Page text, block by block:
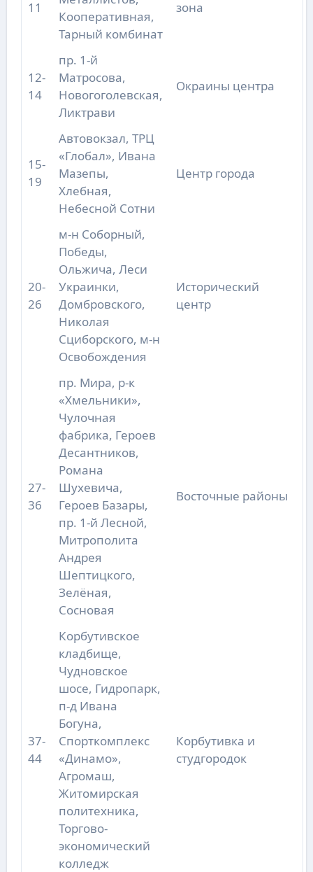
11
Кооперативная,
Тарный комбинат
зона
12-
14
пр. 1-й
Матросова,
Новогоголевская,
Ликтрави
Окраины центра
15-
19
Автовокзал, ТРЦ
«Глобал», Ивана
Мазепы,
Хлебная,
Небесной Сотни
Центр города
20-
26
м-н Соборный,
Победы,
Ольжича, Леси
Украинки,
Домбровского,
Николая
Сциборского, м-н
Освобождения
Исторический
центр
27-
36
пр. Мира, р-к
«Хмельники»,
Чулочная
фабрика, Героев
Десантников,
Романа
Шухевича,
Героев Базары,
пр. 1-й Лесной,
Митрополита
Андрея
Шептицкого,
Зелёная,
Сосновая
Восточные районы
37-
44
Корбутивское
кладбище,
Чудновское
шосе, Гидропарк,
п-д Ивана
Богуна,
Спорткомплекс
«Динамо»,
Агромаш,
Житомирская
политехника,
Торгово-
экономический
колледж
Корбутивка и
студгородок